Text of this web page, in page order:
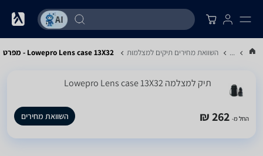
... השוואת מחירים תיקים למצלמות Lowepro Lens case 13X32 - מפרט
תיק למצלמה Lowepro Lens case 13X32
החל מ- 262 ₪ השוואת מחירים